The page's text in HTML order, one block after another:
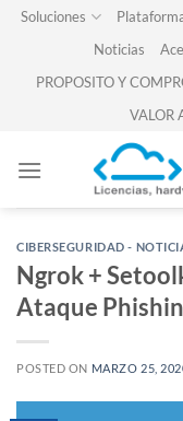
SkipSoluciones
Noticias
PROPOSITO Y
VALOR
CIBERSEGURIDAD -
Ngrok +
Ataque
POSTED ON MARZO 25,